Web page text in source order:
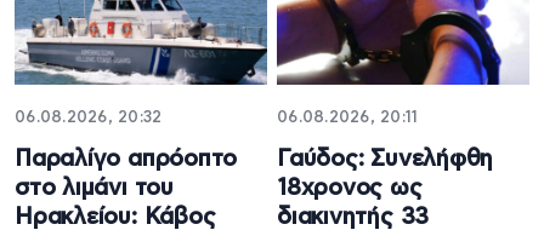
06.08.2026, 20:32
Παραλίγο απρόοπτο
στο λιμάνι του
Ηρακλείου: Κάβος
06.08.2026, 20:11
Γαύδος: Συνελήφθη
18χρονος ως
διακινητής 33